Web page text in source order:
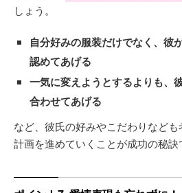
しょう。
自分好みの服装だけでなく、彼
認めてあげる
一気に変えようとするよりも、
合わせてあげる
など、彼氏の好みやこだわりなど
計画を進めていくことが成功の秘訣